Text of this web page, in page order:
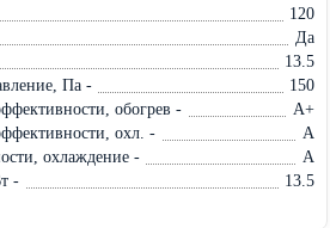
120
Да
13.5
Па -
150
обогрев -
A+
охл. -
A
охлаждение -
A
-
13.5